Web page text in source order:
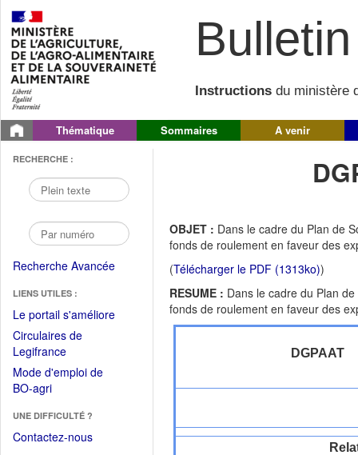
Instructions du ministère
Thématique Sommaires A venir
RECHERCHE :
Recherche Avancée
LIENS UTILES :
Le portail s'améliore(Fichier
Circulaires de
Legifrance(Ouvrir
dans
une
fenêtre)
Mode d'emploi de
BO-agri(Ouvrir
une
nouvelle
UNE DIFFICULTÉ ?
Contactez-nous
OBJET : Dans le cadre du Plan de
fonds de roulement en faveur des
(Télécharger le PDF (1313ko))
RESUME : Dans le cadre du Plan
fonds de roulement en faveur des
DGPAAT